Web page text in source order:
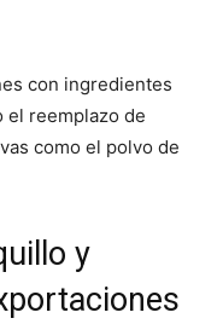
con ingredientes
el reemplazo de
como el polvo de
y